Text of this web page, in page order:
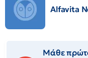
Alfavita
Μάθε